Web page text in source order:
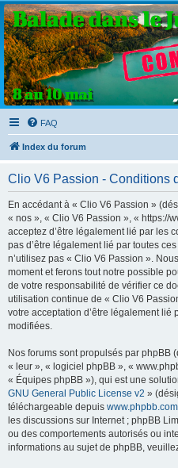
Clio V6 Passion
Le site français des passionnés de Clio V6
FAQ
Index du forum
Clio V6 Passion - Conditions
En accédant à « Clio V6 Passion »
« nos », « Clio V6 Passion », « https://
acceptez d’être légalement lié par les
pas d’être légalement lié par toutes
n’utilisez pas « Clio V6 Passion ».
moment et ferons tout notre possible
de votre responsabilité de vérifier ce
utilisation continue de « Clio V6
votre acceptation d’être légalement lié
modifiées.
Nos forums sont propulsés par phpBB
« leur », « logiciel phpBB », «
« Équipes phpBB »), qui est une
GNU General Public License v2 »
téléchargeable depuis www.phpbb.com
les discussions sur Internet ; phpBB
ou des comportements autorisés ou
informations au sujet de phpBB,